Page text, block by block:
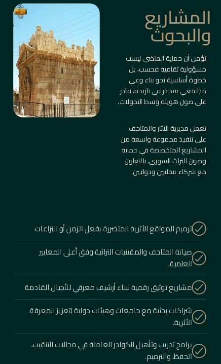
المشاريع
والبحوث
نؤمن أن حماية الماضي ليست
مسؤولية ثقافية فحسب، بل
خطوة أساسية نحو بناء وعي
مجتمعي متجذر في تاريخه، قادر
على صون هويته وسط التحولات.
تعمل مديرية الآثار والمتاحف
على تنفيذ مجموعة واسعة من
المشاريع المتخصصة في حماية
وصون التراث السوري، بالتعاون
مع شركاء محليين ودوليين.
ترميم المواقع الأثرية المتضررة بفعل الزمن أو النزاعات
صيانة المتاحف والمقتنيات التراثية وفق أعلى المعايير
العلمية.
مشاريع توثيق رقمية لبناء أرشيف معرفي للأجيال القادمة
شراكات بحثية مع جامعات وهيئات دولية لتعزيز المعرفة
الأثرية.
برامج تدريب وتأهيل للكوادر العاملة في مجالات التنقيب،
الحفظ، والترميم.